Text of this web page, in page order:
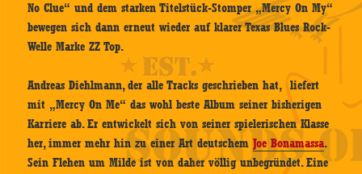
No Clue“ und dem starken Titelstück-Stomper „Mercy On My“
bewegen sich dann erneut wieder auf klarer Texas Blues Rock-
Welle Marke ZZ Top.
Andreas Diehlmann, der alle Tracks geschrieben hat, liefert
mit „Mercy On Me“ das wohl beste Album seiner bisherigen
Karriere ab. Er entwickelt sich von seiner spielerischen Klasse
her, immer mehr hin zu einer Art deutschemJoe Bonamassa.
Sein Flehen um Milde ist von daher völlig unbegründet. Eine